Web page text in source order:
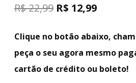
R$22,99 R$ 12,99
Clique no botão abaixo,
peça o seu agora mesmo
cartão de crédito ou boleto!